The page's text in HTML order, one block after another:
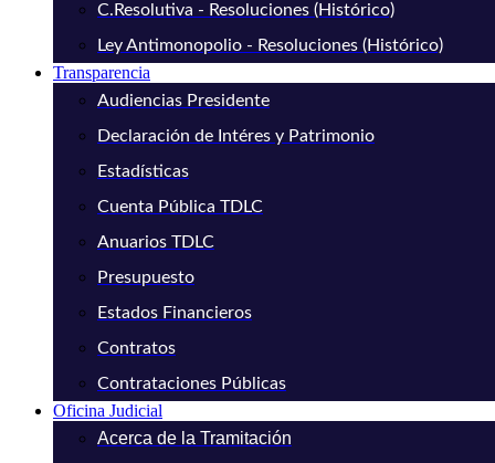
C.Resolutiva - Resoluciones (Histórico)
Ley Antimonopolio - Resoluciones (Histórico)
Transparencia
Audiencias Presidente
Declaración de Intéres y Patrimonio
Estadísticas
Cuenta Pública TDLC
Anuarios TDLC
Presupuesto
Estados Financieros
Contratos
Contrataciones Públicas
Oficina Judicial
Acerca de la Tramitación